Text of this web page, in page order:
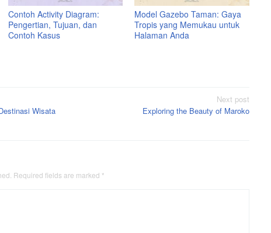
Contoh Activity Diagram:
Pengertian, Tujuan, dan
Contoh Kasus
Model Gazebo Taman: Gaya
Tropis yang Memukau untuk
Halaman Anda
Wisata
Next post
Exploring the Beauty of Maroko
Required fields are marked *